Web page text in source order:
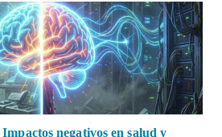
negativos en salud y